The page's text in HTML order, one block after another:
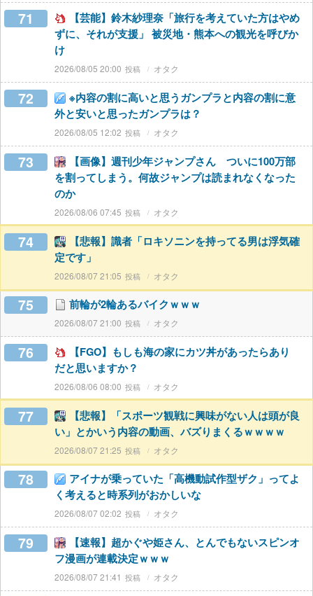
71
【芸能】鈴木紗理奈「旅行を考えていた方はやめ
ずに、それが支援」 被災地・熊本への観光を呼びか
け
2026/08/05 20:00 オタク
72
※内容の割に高いと思うガンプラと内容の割に意
外と安いと思ったガンプラは？
2026/08/05 12:02 オタク
73
【画像】週刊少年ジャンプさん ついに100万部
を割ってしまう。何故ジャンプは読まれなくなった
のか
2026/08/06 07:45 オタク
74
【悲報】識者「ロキソニンを持ってる男は浮気確
定です」
2026/08/07 21:05 オタク
75 前輪が2輪あるバイクｗｗｗ
2026/08/07 21:00 オタク
76
【FGO】もしも海の家にカツ丼があったらあり
だと思いますか？
2026/08/06 08:00 オタク
77
【悲報】「スポーツ観戦に興味がない人は頭が良
い」とかいう内容の動画、バズりまくるｗｗｗｗ
2026/08/07 21:25 オタク
78
アイナが乗っていた「高機動試作型ザク」ってよ
く考えると時系列がおかしいな
2026/08/07 02:02 オタク
79
【速報】超かぐや姫さん、とんでもないスピンオ
フ漫画が連載決定ｗｗｗ
2026/08/07 21:41 オタク